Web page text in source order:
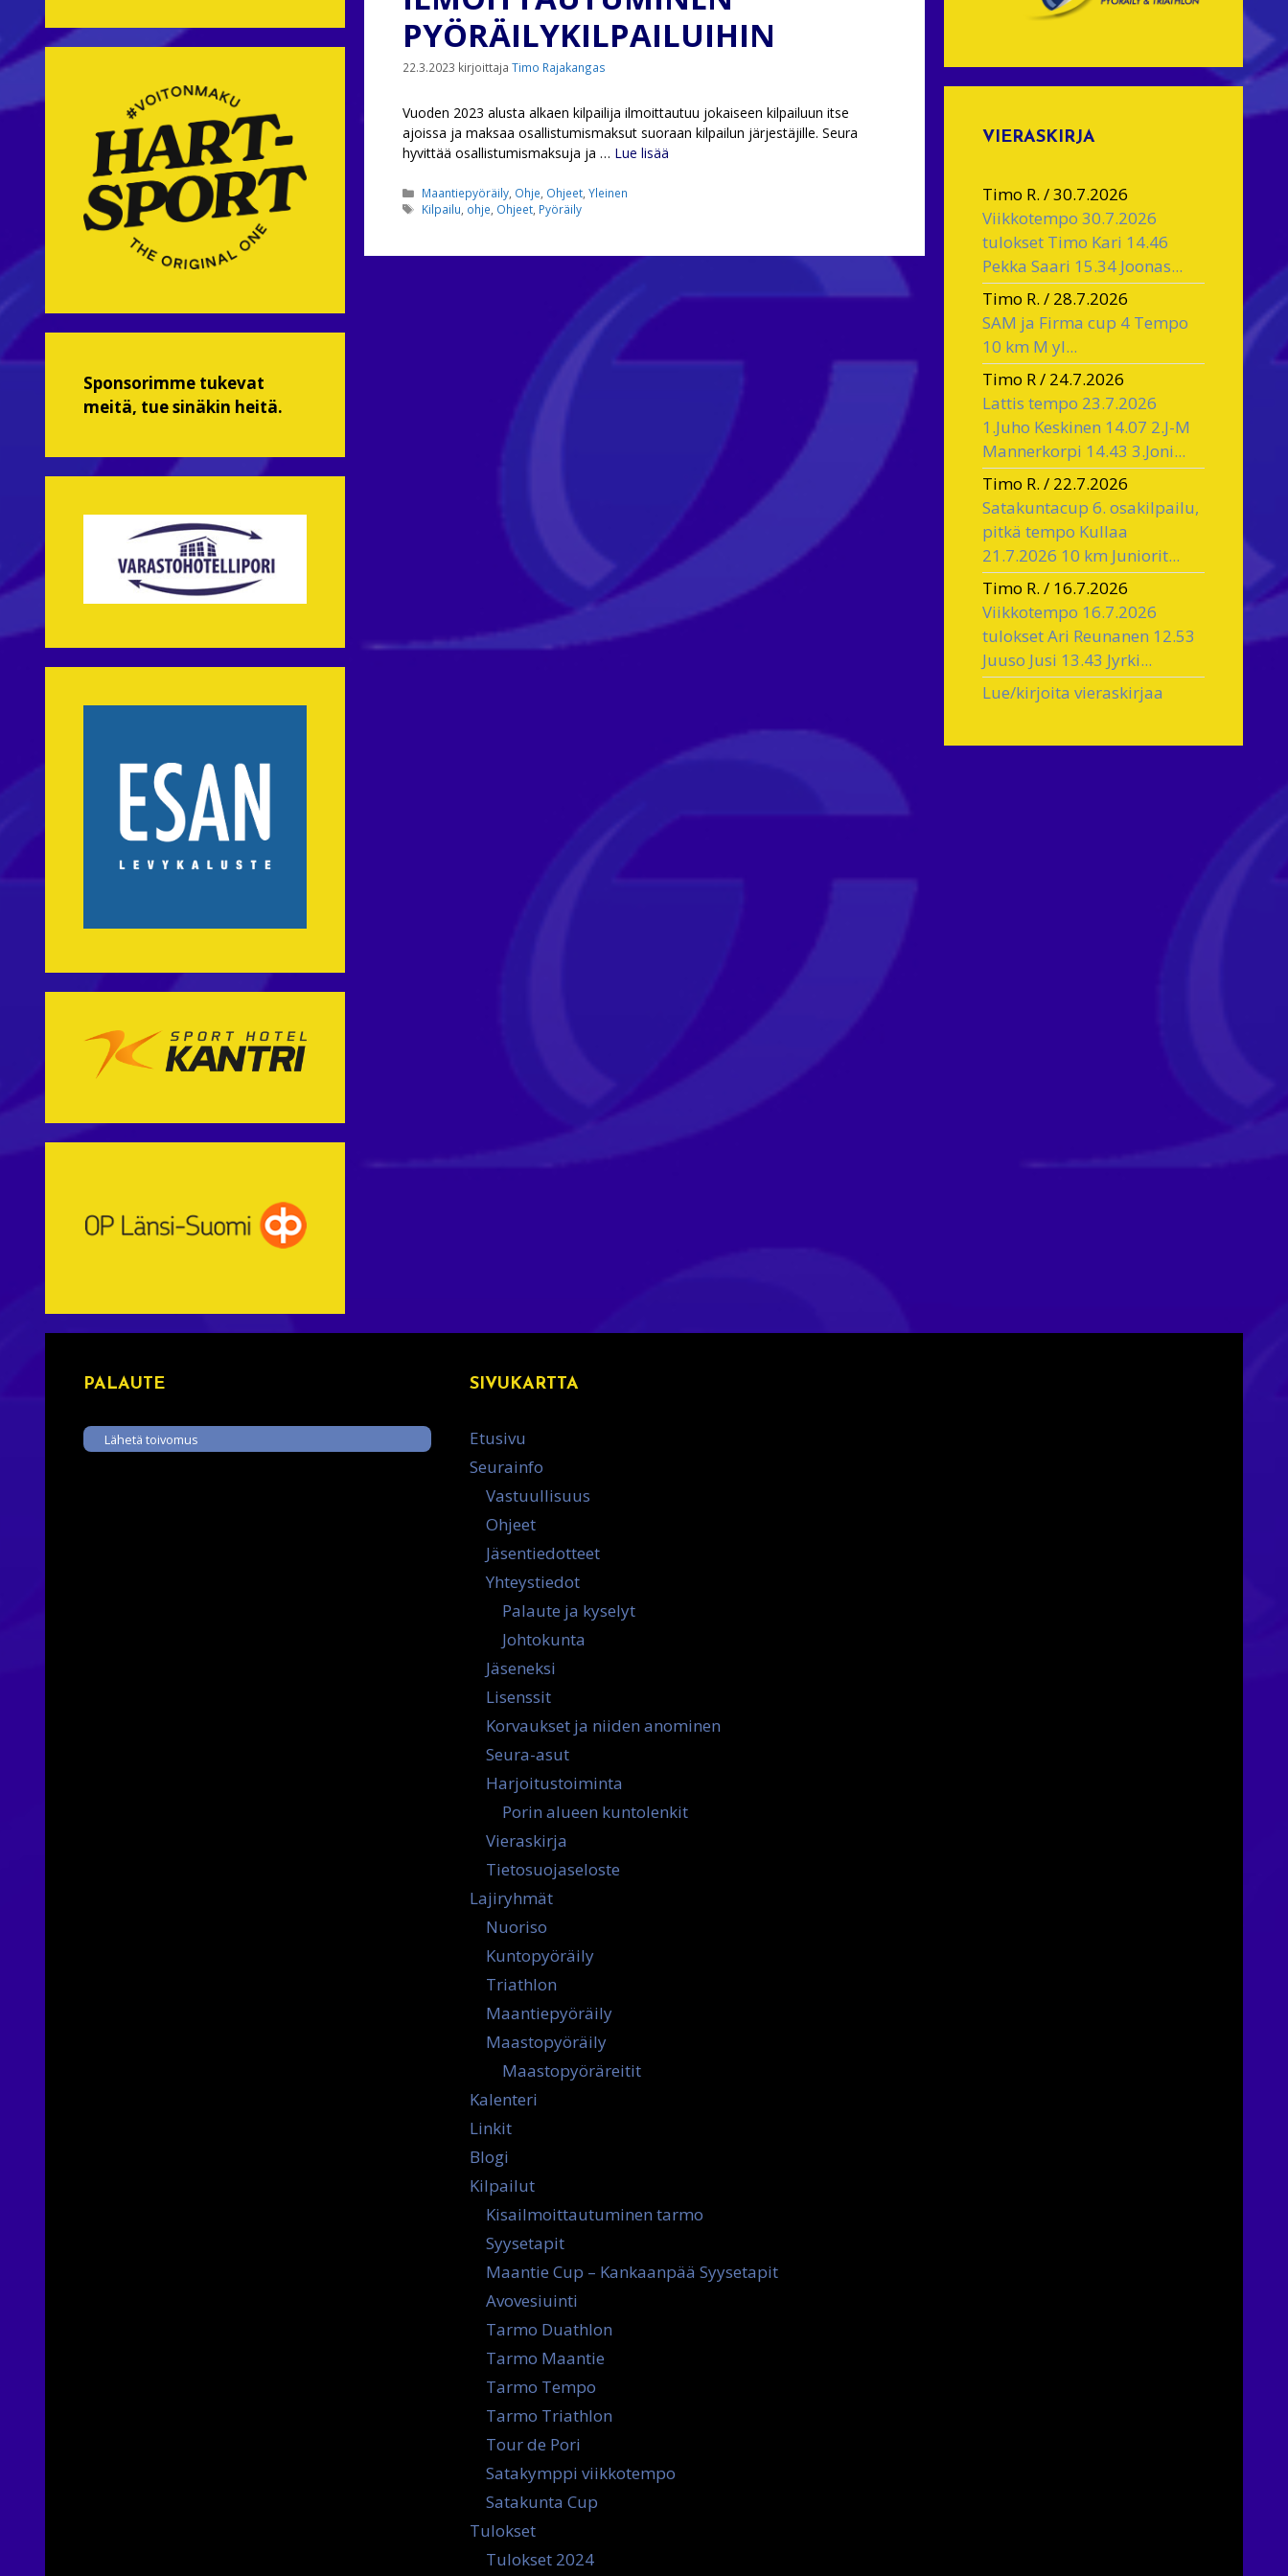
PYÖRÄILYKILPAILUIHIN
22.3.2023 kirjoittaja Timo Rajakangas
Vuoden 2023 alusta alkaen kilpailija ilmoittautuu jokaiseen kilpailuun itse
ajoissa ja maksaa osallistumismaksut suoraan kilpailun järjestäjille. Seura
hyvittää osallistumismaksuja ja … Lue lisää
Kategoriat
Maantiepyöräily, Ohje, Ohjeet, Yleinen
Avainsanat
Kilpailu, ohje, Ohjeet, Pyöräily
Sponsorimme tukevat
meitä, tue sinäkin heitä.
VIERASKIRJA
Timo R. /30.7.2026
Viikkotempo 30.7.2026
tulokset Timo Kari 14.46
Pekka Saari 15.34 Joonas...
Timo R. / 28.7.2026
SAM ja Firma cup 4 Tempo
10 km M yl...
Timo R/ 24.7.2026
Lattis tempo 23.7.2026
1.Juho Keskinen 14.07 2.J-M
Mannerkorpi 14.43 3.Joni...
Timo R. / 22.7.2026
Satakuntacup 6. osakilpailu,
pitkä tempo Kullaa
21.7.2026 10 km Juniorit...
Timo R. / 16.7.2026
Viikkotempo 16.7.2026
tulokset Ari Reunanen 12.53
Juuso Jusi 13.43 Jyrki...
Lue/kirjoita vieraskirjaa
PALAUTE
Lähetä toivomus
SIVUKARTTA
Etusivu
Seurainfo
Vastuullisuus
Ohjeet
Jäsentiedotteet
Yhteystiedot
Palaute ja kyselyt
Johtokunta
Jäseneksi
Lisenssit
Korvaukset ja niiden anominen
Seura-asut
Harjoitustoiminta
Porin alueen kuntolenkit
Vieraskirja
Tietosuojaseloste
Lajiryhmät
Nuoriso
Kuntopyöräily
Triathlon
Maantiepyöräily
Maastopyöräily
Maastopyöräreitit
Kalenteri
Linkit
Blogi
Kilpailut
Kisailmoittautuminen tarmo
Syysetapit
Maantie Cup – Kankaanpää Syysetapit
Avovesiuinti
Tarmo Duathlon
Tarmo Maantie
Tarmo Tempo
Tarmo Triathlon
Tour de Pori
Satakymppi viikkotempo
Satakunta Cup
Tulokset
Tulokset 2024